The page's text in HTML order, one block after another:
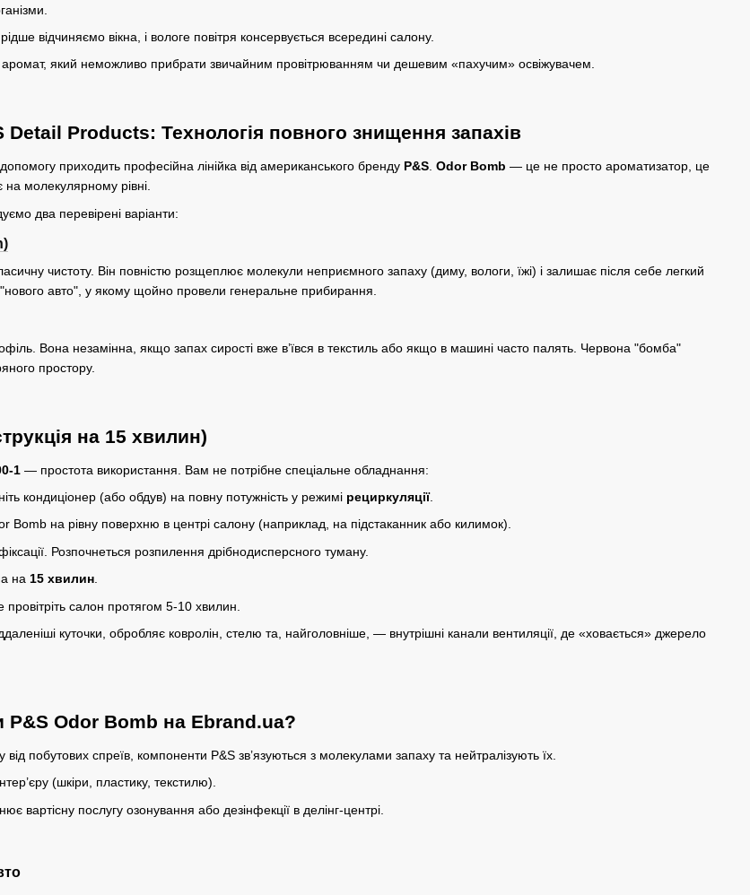
відчиняємо вікна, і вологе повітря консервується всередині салону.
який неможливо прибрати звичайним провітрюванням чи дешевим «пахучим» освіжувачем.
Detail Products: Технологія повного знищення запахів
приходить професійна лінійка від американського бренду P&S. Odor Bomb — це не просто ароматизатор, це
молекулярному рівні.
два перевірені варіанти:
чистоту. Він повністю розщеплює молекули неприємного запаху (диму, вологи, їжі) і залишає після себе легкий
авто", у якому щойно провели генеральне прибирання.
Вона незамінна, якщо запах сирості вже в’ївся в текстиль або якщо в машині часто палять. Червона "бомба"
простору.
на 15 хвилин)
1 — простота використання. Вам не потрібне спеціальне обладнання:
кондиціонер (або обдув) на повну потужність у режимі рециркуляції.
Bomb на рівну поверхню в центрі салону (наприклад, на підстаканник або килимок).
Розпочнеться розпилення дрібнодисперсного туману.
на 15 хвилин.
салон протягом 5-10 хвилин.
куточки, обробляє ковролін, стелю та, найголовніше, — внутрішні канали вентиляції, де «ховається» джерело
P&S Odor Bomb на Ebrand.ua?
від побутових спреїв, компоненти P&S зв’язуються з молекулами запаху та нейтралізують їх.
(шкіри, пластику, текстилю).
вартісну послугу озонування або дезінфекції в делінг-центрі.